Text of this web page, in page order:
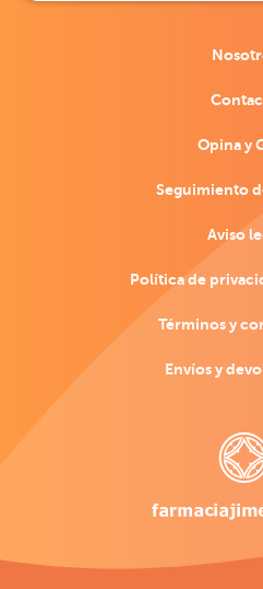
Opina y
Seguimiento
Aviso
Política de
Términos y
Envíos y